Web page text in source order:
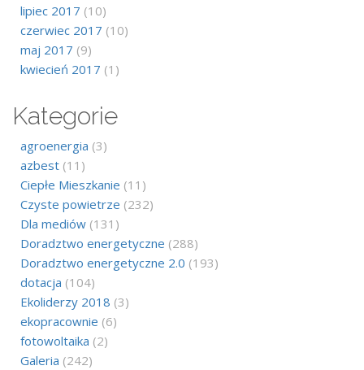
lipiec 2017 (10)
czerwiec 2017 (10)
maj 2017 (9)
kwiecień 2017 (1)
Kategorie
agroenergia (3)
azbest (11)
Ciepłe Mieszkanie (11)
Czyste powietrze (232)
Dla mediów (131)
Doradztwo energetyczne (288)
Doradztwo energetyczne 2.0 (193)
dotacja (104)
Ekoliderzy 2018 (3)
ekopracownie (6)
fotowoltaika (2)
Galeria (242)